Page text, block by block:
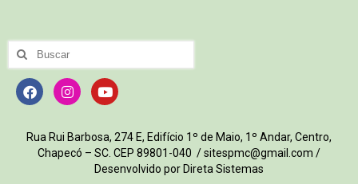
Rua Rui Barbosa, 274 E, Edifício 1º de Maio, 1º Andar, Centro,
Chapecó – SC. CEP 89801-040 / sitespmc@gmail.com /
Desenvolvido por Direta Sistemas